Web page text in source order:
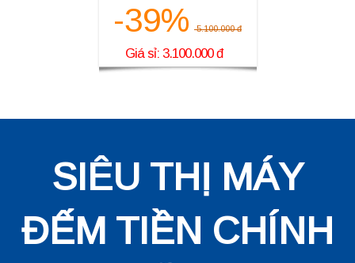
-39% 5.100.000 đ
Giá sỉ: 3.100.000 đ
SIÊU THỊ MÁY
ĐẾM TIỀN CHÍNH